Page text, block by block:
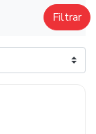
Filtrar